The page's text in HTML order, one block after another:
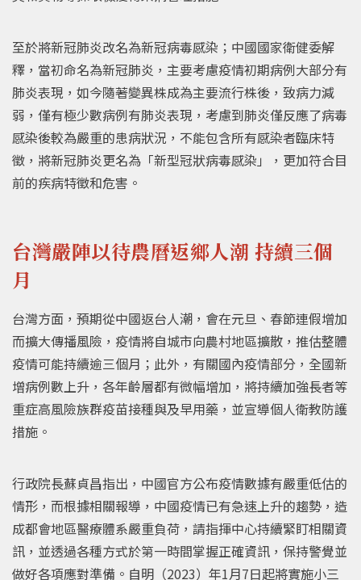
至於將新冠肺炎改名為新冠病毒感染；中國國家衛健委解
釋，當初命名為新冠肺炎，主要考慮疫情初期病例大部分有
肺炎表現，如今隨著變異株成為主要流行株後，致病力減
弱，僅有極少數病例有肺炎表現，考慮到肺炎僅反應了病毒
感染後較為嚴重的患病狀況，不能包含所有感染者臨床特
徵，將新冠肺炎更名為「新型冠狀病毒感染」，更加符合目
前的疾病特徵和危害。
台灣嚴陣以待農曆返鄉人潮 持續三個
月
台灣方面，預期從中國返台人潮，會在元旦、春節連假增加
而擴大傳播風險，疫情將自城市向農村地區擴散，推估整體
疫情可能持續逾三個月；此外，有關國內疫情部分，全國新
增病例數上升，各年齡層都有微幅增加，將持續加強長者等
重症高風險族群疫苗接種與及早用藥，並宣導個人衛教防護
措施。
行政院長蘇貞昌指出，中國官方公布疫情數據有嚴重低估的
情形，而根據相關報導，中國疫情已有急速上升的趨勢，造
成都會地區醫療體系嚴重負荷，請指揮中心持續緊盯相關資
訊，並透過各種方式於第一時間掌握正確資訊，保持警覺並
做好各項應對準備。自明（2023）年1月7日起將實施小三